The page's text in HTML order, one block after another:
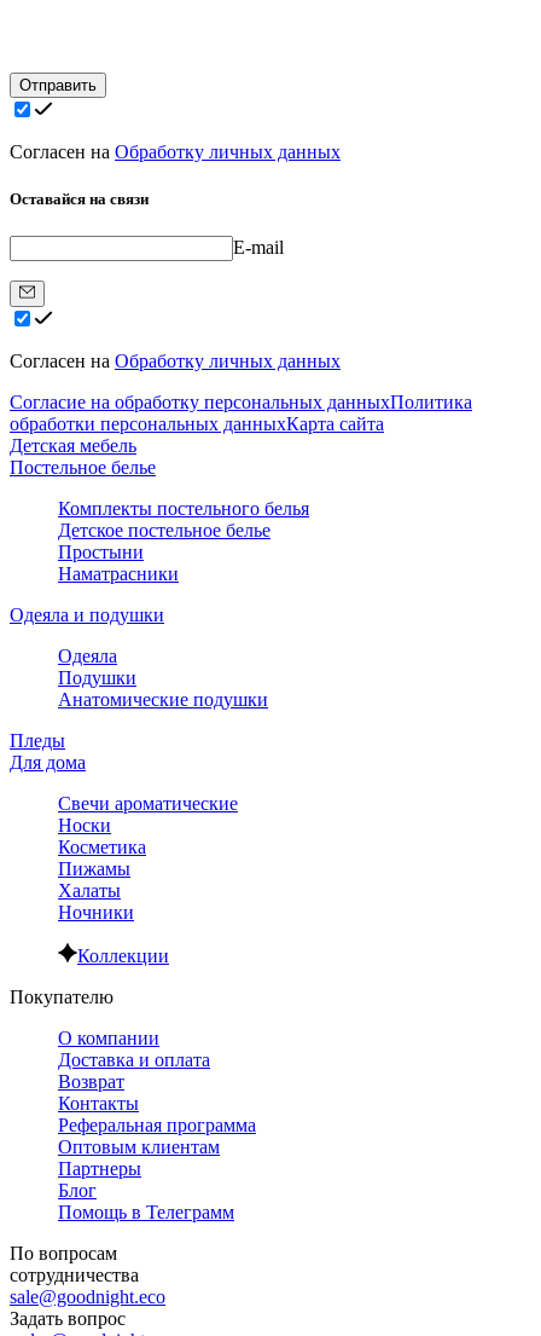
Отправить
Согласен на Обработку личных данных
Оставайся на связи
E-mail
Согласен на Обработку личных данных
Согласие на обработку персональных данныхПолитика
обработки персональных данныхКарта сайта
Детская мебель
Постельное белье
Комплекты постельного белья
Детское постельное белье
Простыни
Наматрасники
Одеяла и подушки
Одеяла
Подушки
Анатомические подушки
Пледы
Для дома
Свечи ароматические
Носки
Косметика
Пижамы
Халаты
Ночники
Коллекции
Покупателю
О компании
Доставка и оплата
Возврат
Контакты
Реферальная программа
Оптовым клиентам
Партнеры
Блог
Помощь в Телеграмм
По вопросам
сотрудничества
sale@goodnight.eco
Задать вопрос